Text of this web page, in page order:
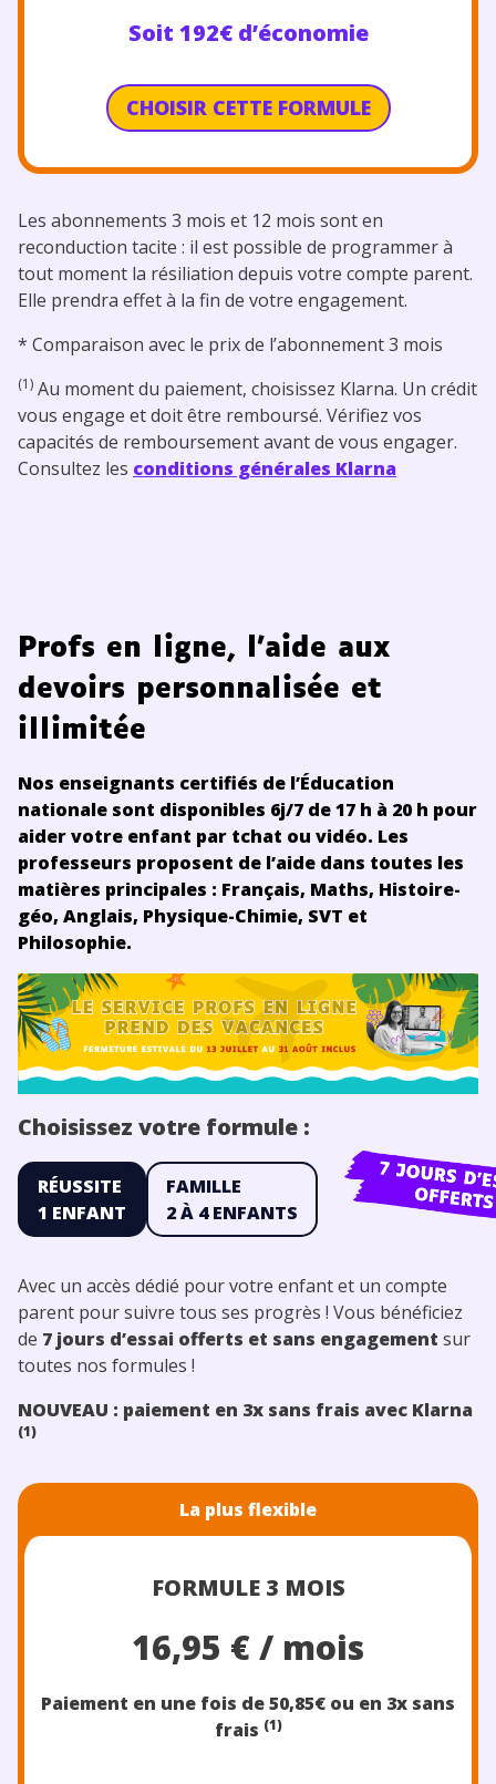
Soit 192€ d’économie
CHOISIR CETTE FORMULE
Les abonnements 3 mois et 12 mois sont en
reconduction tacite : il est possible de programmer à
tout moment la résiliation depuis votre compte parent.
Elle prendra effet à la fin de votre engagement.
* Comparaison avec le prix de l’abonnement 3 mois
(1) Au moment du paiement, choisissez Klarna. Un crédit
vous engage et doit être remboursé. Vérifiez vos
capacités de remboursement avant de vous engager.
Consultez les conditions générales Klarna
Profs en ligne, l’aide aux
devoirs personnalisée et
illimitée
Nos enseignants certifiés de l’Éducation
nationale sont disponibles 6j/7 de 17 h à 20 h pour
aider votre enfant par tchat ou vidéo. Les
professeurs proposent de l’aide dans toutes les
matières principales : Français, Maths, Histoire-
géo, Anglais, Physique-Chimie, SVT et
Philosophie.
Choisissez votre formule :
RÉUSSITE
1 ENFANT
FAMILLE
2 À 4 ENFANTS
Avec un accès dédié pour votre enfant et un compte
parent pour suivre tous ses progrès ! Vous bénéficiez
de 7 jours d’essai offerts et sans engagement sur
toutes nos formules !
NOUVEAU : paiement en 3x sans frais avec Klarna
(1)
La plus flexible
FORMULE 3 MOIS
16,95 € / mois
Paiement en une fois de 50,85€ ou en 3x sans
frais (1)